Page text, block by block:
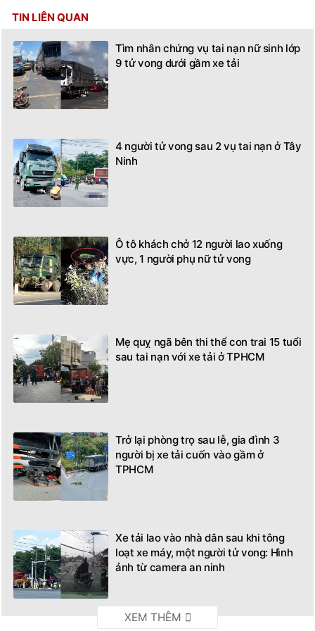
TIN LIÊN QUAN
Tìm nhân chứng vụ tai nạn nữ sinh lớp
9 tử vong dưới gầm xe tải
4 người tử vong sau 2 vụ tai nạn ở Tây
Ninh
Ô tô khách chở 12 người lao xuống
vực, 1 người phụ nữ tử vong
Mẹ quỵ ngã bên thi thể con trai 15 tuổi
sau tai nạn với xe tải ở TPHCM
Trở lại phòng trọ sau lễ, gia đình 3
người bị xe tải cuốn vào gầm ở
TPHCM
Xe tải lao vào nhà dân sau khi tông
loạt xe máy, một người tử vong: Hình
ảnh từ camera an ninh